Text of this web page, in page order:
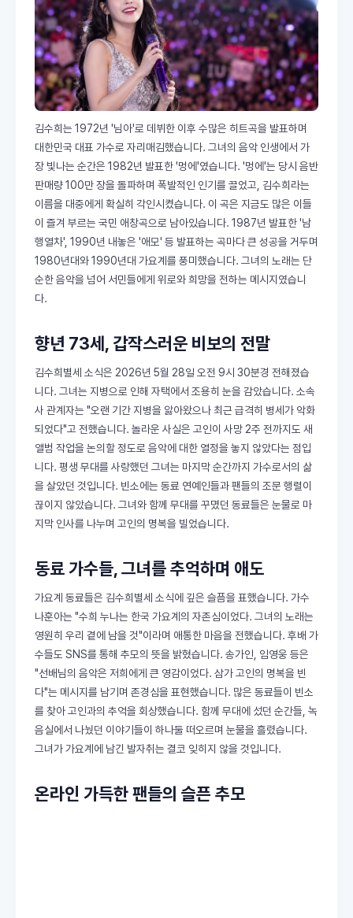
김수희는 1972년 '님아'로 데뷔한 이후 수많은 히트곡을 발표하며
대한민국 대표 가수로 자리매김했습니다. 그녀의 음악 인생에서 가
장 빛나는 순간은 1982년 발표한 '멍에'였습니다. '멍에'는 당시 음반
판매량 100만 장을 돌파하며 폭발적인 인기를 끌었고, 김수희라는
이름을 대중에게 확실히 각인시켰습니다. 이 곡은 지금도 많은 이들
이 즐겨 부르는 국민 애창곡으로 남아있습니다. 1987년 발표한 '남
행열차', 1990년 내놓은 '애모' 등 발표하는 곡마다 큰 성공을 거두며
1980년대와 1990년대 가요계를 풍미했습니다. 그녀의 노래는 단
순한 음악을 넘어 서민들에게 위로와 희망을 전하는 메시지였습니
다.
향년 73세, 갑작스러운 비보의 전말
김수희별세 소식은 2026년 5월 28일 오전 9시 30분경 전해졌습
니다. 그녀는 지병으로 인해 자택에서 조용히 눈을 감았습니다. 소속
사 관계자는 "오랜 기간 지병을 앓아왔으나 최근 급격히 병세가 악화
되었다"고 전했습니다. 놀라운 사실은 고인이 사망 2주 전까지도 새
앨범 작업을 논의할 정도로 음악에 대한 열정을 놓지 않았다는 점입
니다. 평생 무대를 사랑했던 그녀는 마지막 순간까지 가수로서의 삶
을 살았던 것입니다. 빈소에는 동료 연예인들과 팬들의 조문 행렬이
끊이지 않았습니다. 그녀와 함께 무대를 꾸몄던 동료들은 눈물로 마
지막 인사를 나누며 고인의 명복을 빌었습니다.
동료 가수들, 그녀를 추억하며 애도
가요계 동료들은 김수희별세 소식에 깊은 슬픔을 표했습니다. 가수
나훈아는 "수희 누나는 한국 가요계의 자존심이었다. 그녀의 노래는
영원히 우리 곁에 남을 것"이라며 애통한 마음을 전했습니다. 후배 가
수들도 SNS를 통해 추모의 뜻을 밝혔습니다. 송가인, 임영웅 등은
"선배님의 음악은 저희에게 큰 영감이었다. 삼가 고인의 명복을 빈
다"는 메시지를 남기며 존경심을 표현했습니다. 많은 동료들이 빈소
를 찾아 고인과의 추억을 회상했습니다. 함께 무대에 섰던 순간들, 녹
음실에서 나눴던 이야기들이 하나둘 떠오르며 눈물을 흘렸습니다.
그녀가 가요계에 남긴 발자취는 결코 잊히지 않을 것입니다.
온라인 가득한 팬들의 슬픈 추모